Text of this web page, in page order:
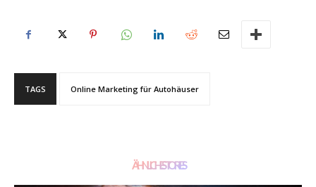
TAGS Online Marketing für Autohäuser
ÄHNLICHE STORIES